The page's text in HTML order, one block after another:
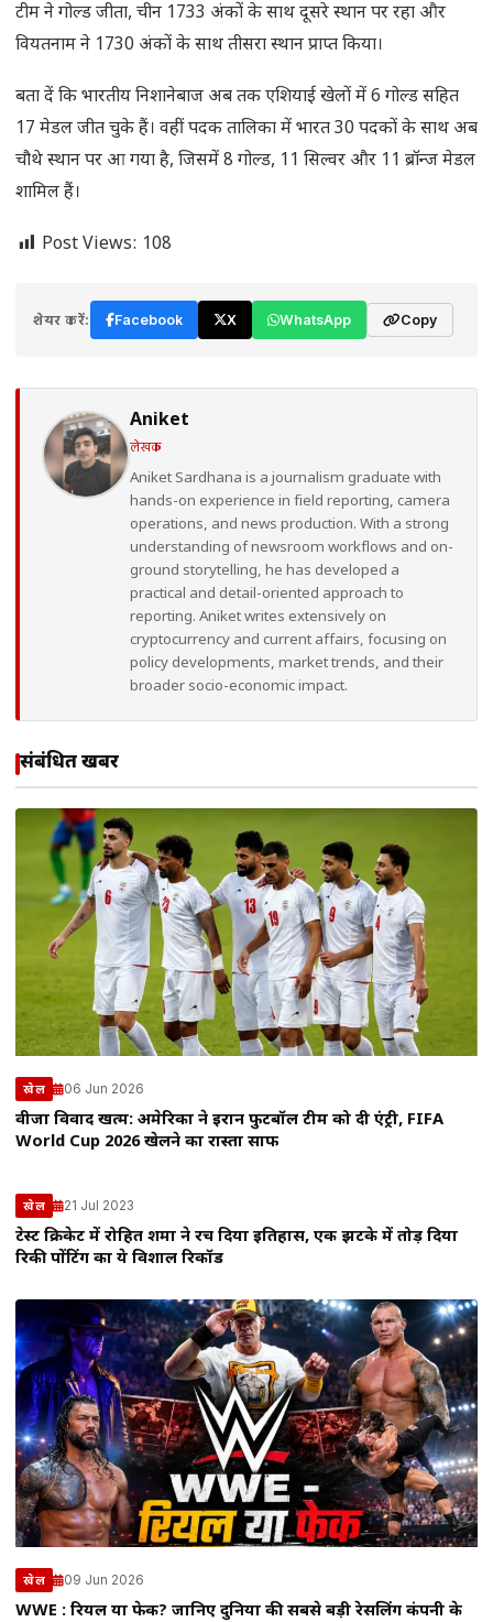
टीम ने गोल्ड जीता, चीन 1733 अंकों के साथ दूसरे स्थान पर रहा और
वियतनाम ने 1730 अंकों के साथ तीसरा स्थान प्राप्त किया।
बता दें कि भारतीय निशानेबाज अब तक एशियाई खेलों में 6 गोल्ड सहित
17 मेडल जीत चुके हैं। वहीं पदक तालिका में भारत 30 पदकों के साथ अब
चौथे स्थान पर आ गया है, जिसमें 8 गोल्ड, 11 सिल्वर और 11 ब्रॉन्ज मेडल
शामिल हैं।
Post Views: 108
शेयर करें: Facebook X WhatsApp Copy
Aniket
लेखक
Aniket Sardhana is a journalism graduate with
hands-on experience in field reporting, camera
operations, and news production. With a strong
understanding of newsroom workflows and on-
ground storytelling, he has developed a
practical and detail-oriented approach to
reporting. Aniket writes extensively on
cryptocurrency and current affairs, focusing on
policy developments, market trends, and their
broader socio-economic impact.
संबंधित खबरें
खेल 06 Jun 2026
वीजा विवाद खत्म: अमेरिका ने ईरान फुटबॉल टीम को दी एंट्री, FIFA
World Cup 2026 खेलने का रास्ता साफ
खेल 21 Jul 2023
टेस्ट क्रिकेट में रोहित शर्मा ने रच दिया इतिहास, एक झटके में तोड़ दिया
रिकी पोंटिंग का ये विशाल रिकॉर्ड
खेल 09 Jun 2026
WWE : रियल या फेक? जानिए दुनिया की सबसे बड़ी रेसलिंग कंपनी के